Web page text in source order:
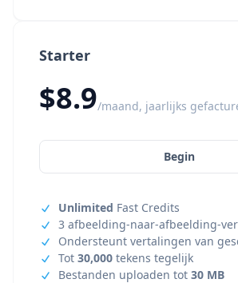
Starter
$8.9/maand, jaarlijks
Begin
Unlimited Fast Credits
3 afbeelding-naar-afbeelding-
Ondersteunt vertalingen van
Tot 30,000 tekens tegelijk
Bestanden uploaden tot 30 MB